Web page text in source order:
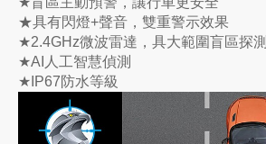
★具有閃燈+聲音，雙重警示效果
★2.4GHz微波雷達，具大範圍盲區探測
★AI人工智慧偵測
★IP67防水等級